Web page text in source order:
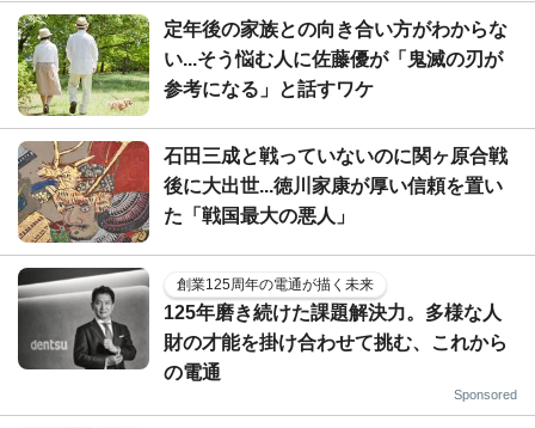
定年後の家族との向き合い方がわからな
い...そう悩む人に佐藤優が「鬼滅の刃が
参考になる」と話すワケ
石田三成と戦っていないのに関ヶ原合戦
後に大出世...徳川家康が厚い信頼を置い
た「戦国最大の悪人」
創業125周年の電通が描く未来
125年磨き続けた課題解決力。多様な人
財の才能を掛け合わせて挑む、これから
の電通
Sponsored